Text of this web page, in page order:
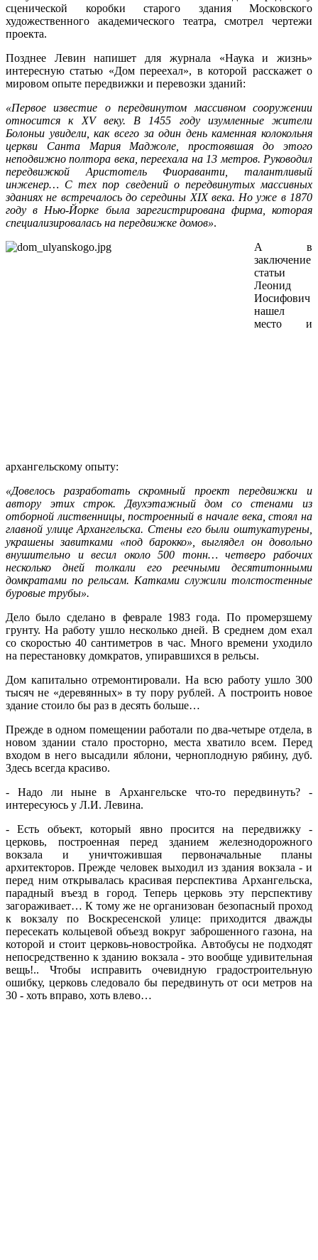
сценической коробки старого здания Московского
художественного академического театра, смотрел чертежи
проекта.
Позднее Левин напишет для журнала «Наука и жизнь»
интересную статью «Дом переехал», в которой расскажет о
мировом опыте передвижки и перевозки зданий:
«Первое известие о передвинутом массивном сооружении
относится к ХV веку. В 1455 году изумленные жители
Болоньи увидели, как всего за один день каменная колокольня
церкви Санта Мария Маджоле, простоявшая до этого
неподвижно полтора века, переехала на 13 метров. Руководил
передвижкой Аристотель Фиораванти, талантливый
инженер… С тех пор сведений о передвинутых массивных
зданиях не встречалось до середины ХIХ века. Но уже в 1870
году в Нью-Йорке была зарегистрирована фирма, которая
специализировалась на передвижке домов».
А в
заключение
статьи
Леонид
Иосифович
нашел
место и
архангельскому опыту:
«Довелось разработать скромный проект передвижки и
автору этих строк. Двухэтажный дом со стенами из
отборной лиственницы, построенный в начале века, стоял на
главной улице Архангельска. Стены его были оштукатурены,
украшены завитками «под барокко», выглядел он довольно
внушительно и весил около 500 тонн… четверо рабочих
несколько дней толкали его реечными десятитонными
домкратами по рельсам. Катками служили толстостенные
буровые трубы».
Дело было сделано в феврале 1983 года. По промерзшему
грунту. На работу ушло несколько дней. В среднем дом ехал
со скоростью 40 сантиметров в час. Много времени уходило
на перестановку домкратов, упиравшихся в рельсы.
Дом капитально отремонтировали. На всю работу ушло 300
тысяч не «деревянных» в ту пору рублей. А построить новое
здание стоило бы раз в десять больше…
Прежде в одном помещении работали по два-четыре отдела, в
новом здании стало просторно, места хватило всем. Перед
входом в него высадили яблони, черноплодную рябину, дуб.
Здесь всегда красиво.
- Надо ли ныне в Архангельске что-то передвинуть? -
интересуюсь у Л.И. Левина.
- Есть объект, который явно просится на передвижку -
церковь, построенная перед зданием железнодорожного
вокзала и уничтожившая первоначальные планы
архитекторов. Прежде человек выходил из здания вокзала - и
перед ним открывалась красивая перспектива Архангельска,
парадный въезд в город. Теперь церковь эту перспективу
загораживает… К тому же не организован безопасный проход
к вокзалу по Воскресенской улице: приходится дважды
пересекать кольцевой объезд вокруг заброшенного газона, на
которой и стоит церковь-новостройка. Автобусы не подходят
непосредственно к зданию вокзала - это вообще удивительная
вещь!.. Чтобы исправить очевидную градостроительную
ошибку, церковь следовало бы передвинуть от оси метров на
30 - хоть вправо, хоть влево…